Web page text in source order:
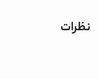
نظرات